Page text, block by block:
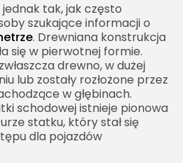
tak, jak często
szukające informacji o
. Drewniana konstrukcja
się w pierwotnej formie.
drewno, w dużej
lub zostały rozłożone przez
w głębinach.
schodowej istnieje pionowa
statku, który stał się
dla pojazdów